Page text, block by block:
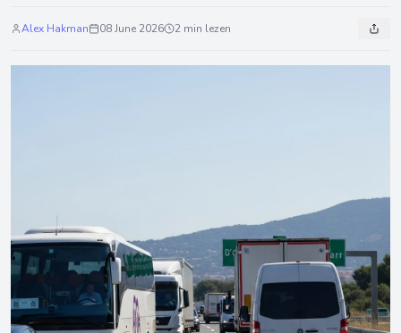
Alex Hakman 08 June 2026 2 min lezen